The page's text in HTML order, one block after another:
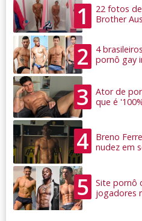
1
22 fotos
Brother
2
4
pornô gay
3
Ator de
que é
4
Breno
nudez em
5
Site pornô
jogadores